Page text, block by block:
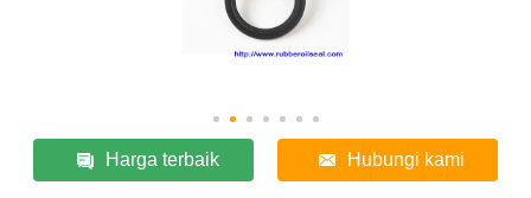
Harga terbaik Hubungi kami